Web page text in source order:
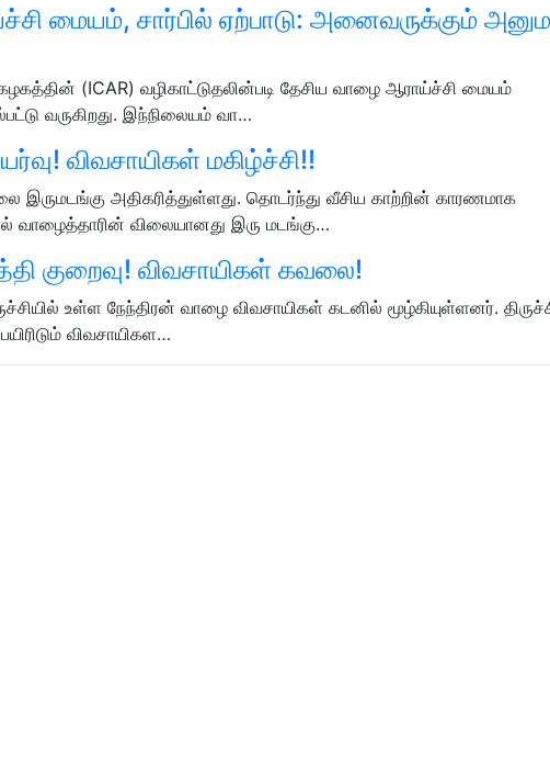
மையம், சார்பில் ஏற்பாடு: அனைவருக்கும்
(ICAR) வழிகாட்டுதலின்படி தேசிய வாழை ஆராய்ச்சி மையம்
வருகிறது. இந்நிலையம் வா…
விவசாயிகள் மகிழ்ச்சி!!
இருமடங்கு அதிகரித்துள்ளது. தொடர்ந்து வீசிய காற்றின் காரணமாக
வாழைத்தாரின் விலையானது இரு மடங்கு…
குறைவு! விவசாயிகள் கவலை!
உள்ள நேந்திரன் வாழை விவசாயிகள் கடனில் மூழ்கியுள்ளனர்.
விவசாயிகள…